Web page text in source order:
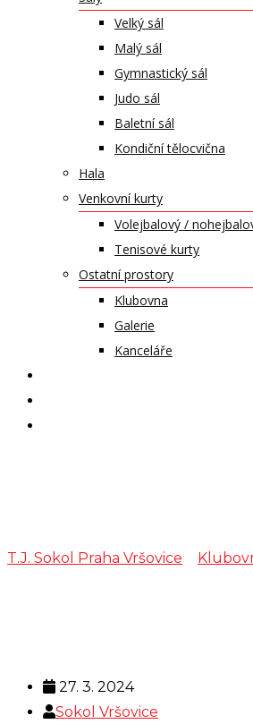
Velký sál
Malý sál
Gymnastický sál
Judo sál
Baletní sál
Kondiční tělocvična
Hala
Venkovní kurty
Volejbalový /
Tenisové kurty
Ostatní prostory
Klubovna
Galerie
Kanceláře
T.J. Sokol Praha Vršovice
27. 3. 2024
Sokol Vršovice